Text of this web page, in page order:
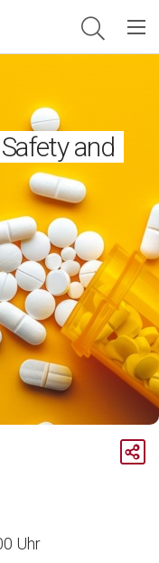
and
Uhr